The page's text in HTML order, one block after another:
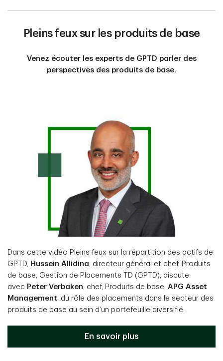
Pleins feux sur les produits de base
Venez écouter les experts de GPTD parler des
perspectives des produits de base.
Dans cette vidéo Pleins feux sur la répartition des actifs de
GPTD, Hussein Allidina , directeur général et chef, Produits
de base, Gestion de Placements TD (GPTD), discute
avec Peter Verbaken , chef, Produits de base, APG Asset
Management , du rôle des placements dans le secteur des
produits de base au sein d’un portefeuille diversifié.
En savoir plus